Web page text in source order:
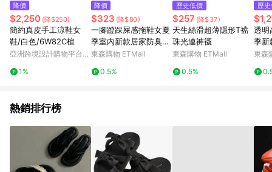
如顯示之商品規格、顏色、價位、贈品與東森購物ETMall銷售網
頁不符，以銷售網頁標示為準。 9. 若有贈點爭議，請務必於訂單
日期+180天以內至LINE購物客服洽詢；若超過180天(含)以上進
行申訴，恕無法贈點回饋。 10. 部分點數紅包僅限指定商品使
用，或不適用於無回饋商品。各點數紅包之適用商品與使用條件
請依點數紅包頁面規則為準。
降價
$2,250 (降$250)
簡約真皮手工涼鞋女
鞋/白色/6W82C楦
亞洲跨境設計購物平台
1%
降價
$323 (降$80)
一腳蹬踩屎感拖鞋女夏
季室內新款居家防臭輕
便防滑外穿情侶款涼拖
東森購物 ETMall
0.5%
歷史低價
$257 (降$37)
天生絲滑超薄隱形T襠
珠光連褲襪
東森購物 ETMall
0.5%
歷
透明
季新
厚底
東森
熱銷排行榜